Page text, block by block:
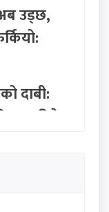
उड्छ,
दाबी:
दिने
२८ बुँदे